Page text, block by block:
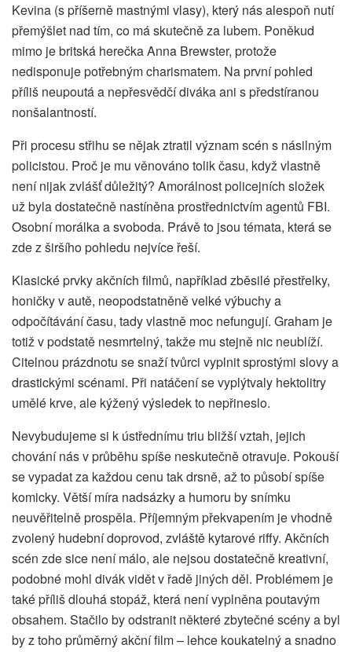
Kevina (s příšerně mastnými vlasy), který nás alespoň nutí
přemýšlet nad tím, co má skutečně za lubem. Poněkud
mimo je britská herečka Anna Brewster, protože
nedisponuje potřebným charismatem. Na první pohled
příliš neupoutá a nepřesvědčí diváka ani s předstíranou
nonšalantností.
Při procesu střihu se nějak ztratil význam scén s násilným
policistou. Proč je mu věnováno tolik času, když vlastně
není nijak zvlášť důležitý? Amorálnost policejních složek
už byla dostatečně nastíněna prostřednictvím agentů FBI.
Osobní morálka a svoboda. Právě to jsou témata, která se
zde z širšího pohledu nejvíce řeší.
Klasické prvky akčních filmů, například zběsilé přestřelky,
honičky v autě, neopodstatněně velké výbuchy a
odpočítávání času, tady vlastně moc nefungují. Graham je
totiž v podstatě nesmrtelný, takže mu stejně nic neublíží.
Citelnou prázdnotu se snaží tvůrci vyplnit sprostými slovy a
drastickými scénami. Při natáčení se vyplýtvaly hektolitry
umělé krve, ale kýžený výsledek to nepřineslo.
Nevybudujeme si k ústřednímu triu bližší vztah, jejich
chování nás v průběhu spíše neskutečně otravuje. Pokouší
se vypadat za každou cenu tak drsně, až to působí spíše
komicky. Větší míra nadsázky a humoru by snímku
neuvěřitelně prospěla. Příjemným překvapením je vhodně
zvolený hudební doprovod, zvláště kytarové riffy. Akčních
scén zde sice není málo, ale nejsou dostatečně kreativní,
podobné mohl divák vidět v řadě jiných děl. Problémem je
také příliš dlouhá stopáž, která není vyplněna poutavým
obsahem. Stačilo by odstranit některé zbytečné scény a byl
by z toho průměrný akční film – lehce koukatelný a snadno